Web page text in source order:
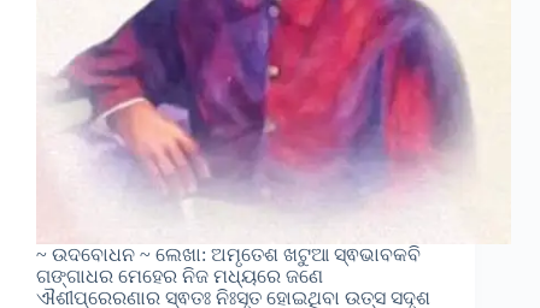
~ ଉଦବୋଧନ ~ ଲେଖା: ଅମୃତେଶ ଖଟୁଆ ସ୍ଵଭାବକବି
ଗଙ୍ଗାଧର ମେହେର ନିଜ ମଧ୍ୟରେ ଜଣେ
ଐଶୀପ୍ରେରଣାର ସ୍ଵତଃ ନିଃସୃତ ହୋଇଥିବା ଉତ୍ସ ସଦୃଶ